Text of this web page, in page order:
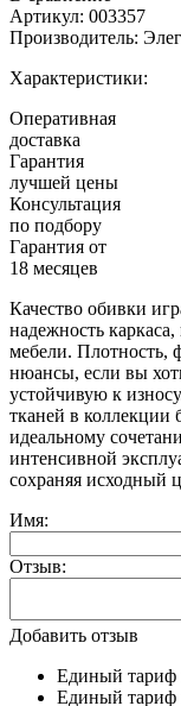
Артикул: 003357
Производитель:
Характеристики:
Оперативная
доставка
Гарантия
лучшей цены
Консультация
по подбору
Гарантия от
18 месяцев
Качество обивки
надежность
мебели. Плотность,
нюансы, если вы
устойчивую к
тканей в коллекции
идеальному
интенсивной
сохраняя исходный
Имя:
Отзыв:
Добавить отзыв
Единый тариф
Единый тариф